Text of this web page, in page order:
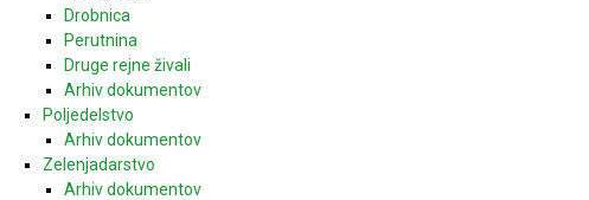
Drobnica
Perutnina
Druge rejne živali
Arhiv dokumentov
Poljedelstvo
Arhiv dokumentov
Zelenjadarstvo
Arhiv dokumentov